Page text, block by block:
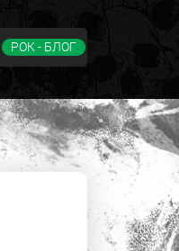
РОК - БЛОГ